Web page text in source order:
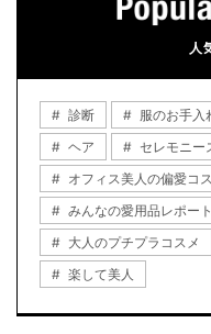
人
診断 服のお手入
ヘア
セレモニー
オフィス美人の偏愛コ
みんなの愛用品レポート
大人のプチプラコスメ
楽して美人